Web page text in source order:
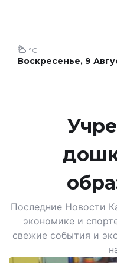
Воскресенье, 9
°C
Последние Новости
экономике и
свежие события и